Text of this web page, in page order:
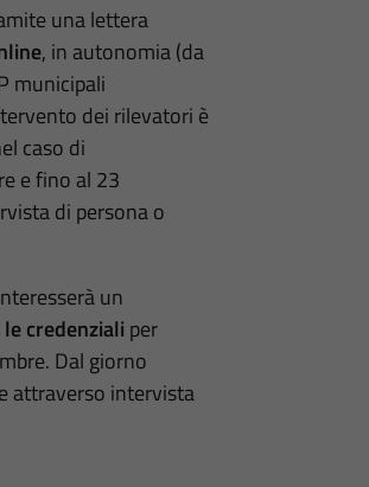
una lettera
, in autonomia (da
municipali
dei rilevatori è
caso di
e fino al 23
di persona o
un
credenziali per
Dal giorno
attraverso intervista